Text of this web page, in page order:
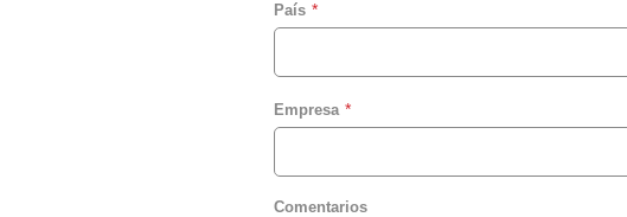
País
Empresa
Comentarios